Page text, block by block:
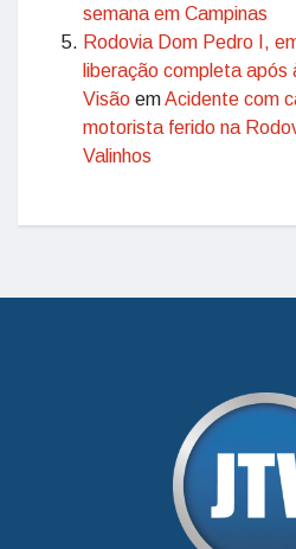
semana em Campinas
Rodovia Dom Pedro I,
liberação completa após
Visão emAcidente com
motorista ferido na
Valinhos